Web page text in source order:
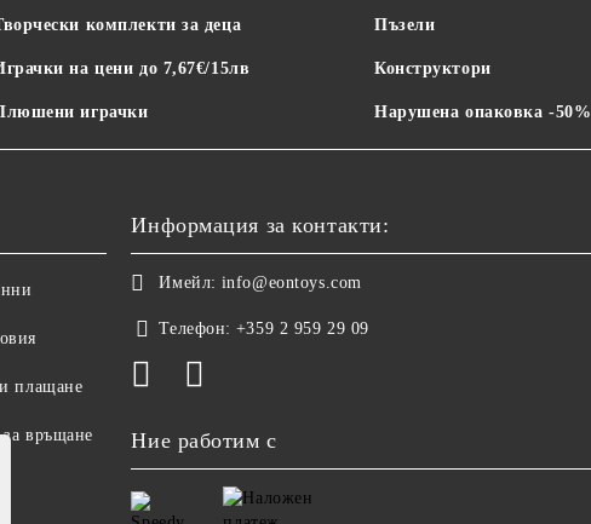
комплекти за деца
на цени до 7,67€/15лв
играчки
Пъзели
Конструктори
Нарушена опаковка -50%
плащане
връщане
Информация за контакти:
Имейл: info@eontoys.com
Телефон: +359 2 959 29 09
Ние работим с